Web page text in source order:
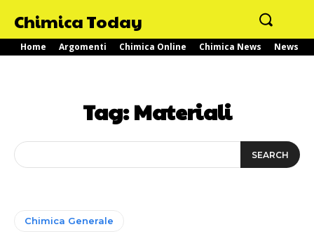
Chimica Today
Home Argomenti Chimica Online Chimica News News
Tag:Materiali
SEARCH
Chimica Generale